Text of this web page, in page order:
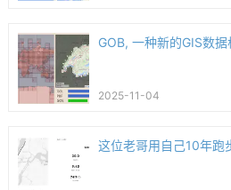
GOB, 一种新的GIS数据
2025-11-04
这位老哥用自己10年跑